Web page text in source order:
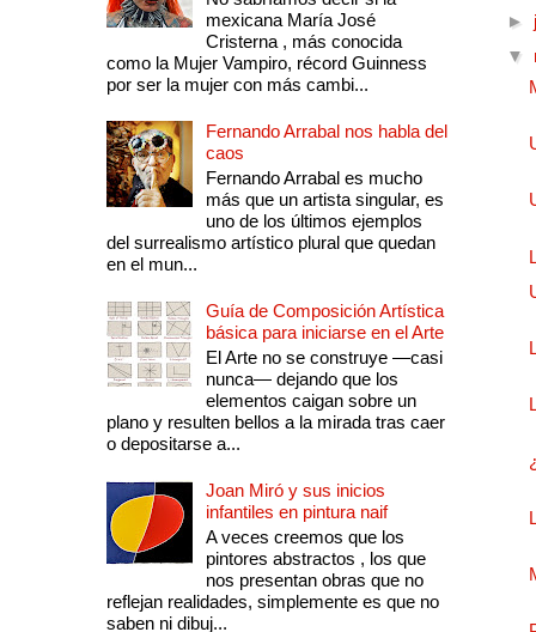
mexicana María José
Cristerna , más conocida
como la Mujer Vampiro, récord Guinness
por ser la mujer con más cambi...
Fernando Arrabal nos habla del
caos
Fernando Arrabal es mucho
más que un artista singular, es
uno de los últimos ejemplos
del surrealismo artístico plural que quedan
en el mun...
Guía de Composición Artística
básica para iniciarse en el Arte
El Arte no se construye —casi
nunca— dejando que los
elementos caigan sobre un
plano y resulten bellos a la mirada tras caer
o depositarse a...
Joan Miró y sus inicios
infantiles en pintura naif
A veces creemos que los
pintores abstractos , los que
nos presentan obras que no
reflejan realidades, simplemente es que no
saben ni dibuj...
►
▼